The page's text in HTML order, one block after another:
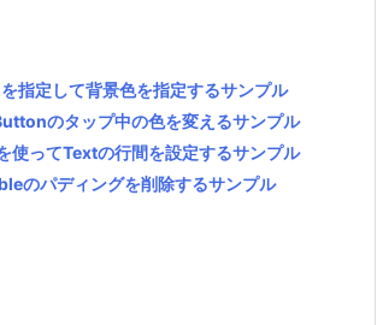
指定して背景色を指定するサンプル
のタップ中の色を変えるサンプル
ってTextの行間を設定するサンプル
のパディングを削除するサンプル